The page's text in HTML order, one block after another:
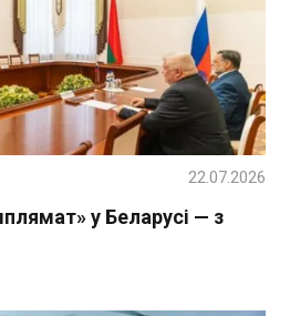
у Беларусі — з
22.07.2026